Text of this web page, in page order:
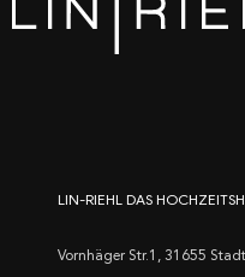
LIN-RIEHL DAS
Vornhäger Str.1, 31655